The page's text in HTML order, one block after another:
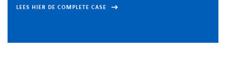
LEES HIER DE COMPLETE CASE
LEES HIER DE COMPLETE CASE